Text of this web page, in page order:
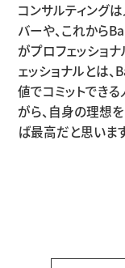
コンサルティング
バーや、これから
がプロフェッショ
ェッショナルとは
値でコミットでき
がら、自身の理想
ば最高だと思います